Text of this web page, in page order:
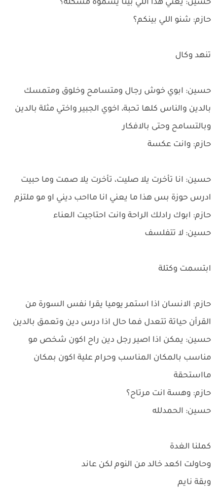
حسين: يعني هذا اللي بينا يسموه مشكلة؟
حازم: شنو اللي بينكم؟
تنهد وكال
حسين: ابوي خوش رجال ومتسامح وخلوق ومتمسك
بالدين والناس كلها تحبة، اخوي الجبير واختي مثلة بالدين
وبالتسامح وحتى بالافكار
حازم: وانت عكسة
حسين: انا تأخرت يلا صليت، تأخرت يلا صمت وما حبيت
ادرس حوزة بس هذا ما يعني انا مااحب ديني او مو ملتزم
حازم: ابوك رادلك الراحة وانت احتاجيت العناء
حسين: لا تتفلسف
ابتسمت وكتلة
حازم: الانسان اذا استمر يوميا يقرا نفس السورة من
القرأن حياتة تتعدل فما حال اذا درس دين وتعمق بالدين
حسين: يمكن اذا اصير رجل دين راح اكون شخص مو
مناسب بالمكان المناسب وحرام علية اكون بمكان
مااستحقة
حازم: وهسة انت مرتاح؟
حسين: الحمدلله
كملنا الغدة
وحاولت اكعد خالد من النوم لكن عاند
وبقة نايم